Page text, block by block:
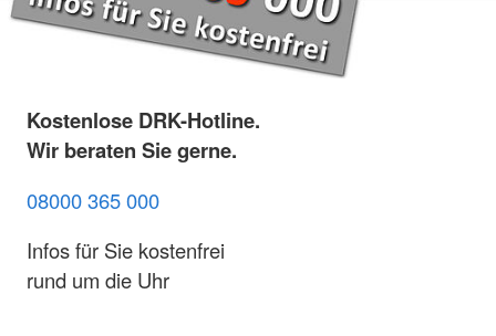
Kostenlose DRK-Hotline.
Wir beraten Sie gerne.
08000 365 000
Infos für Sie kostenfrei
rund um die Uhr